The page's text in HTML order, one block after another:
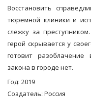
Восстановить
тюремной клиники и
слежку за
герой скрывается у
готовит разоблачение
закона в городе нет.
Год: 2019
Создатель: Россия